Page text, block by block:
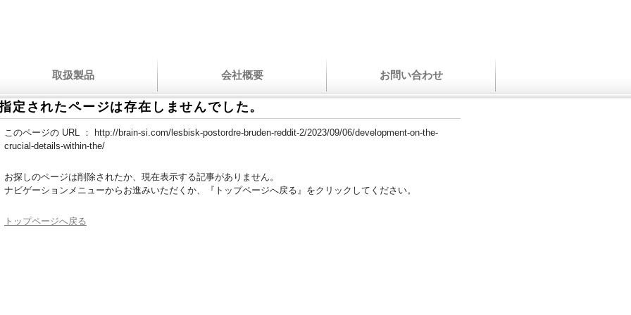
取扱製品 会社概要 お問い合わせ
定されたページは存在しませんでした。
このページの URL ：
http://brain-si.com/lesbisk-postordre-bruden-reddit-2/2023/09/06/development-on-the-
crucial-details-within-the/
お探しのページは削除されたか、現在表示する記事がありません。
ナビゲーションメニューからお進みいただくか、『トップページへ戻る』をクリックしてください。
トップページへ戻る